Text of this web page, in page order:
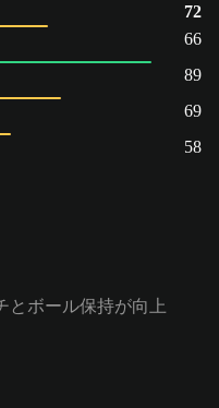
72
66
89
69
58
とボール保持が向上